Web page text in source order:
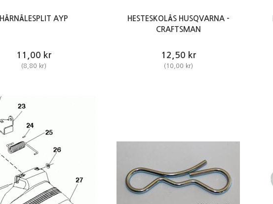
HÅRNÅLESPLIT AYP
11,00 kr
(8,80 kr)
HESTESKOLÅS HUSQVARNA -
CRAFTSMAN
12,50 kr
(10,00 kr)